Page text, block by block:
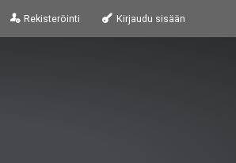
Rekisteröinti Kirjaudu sisään